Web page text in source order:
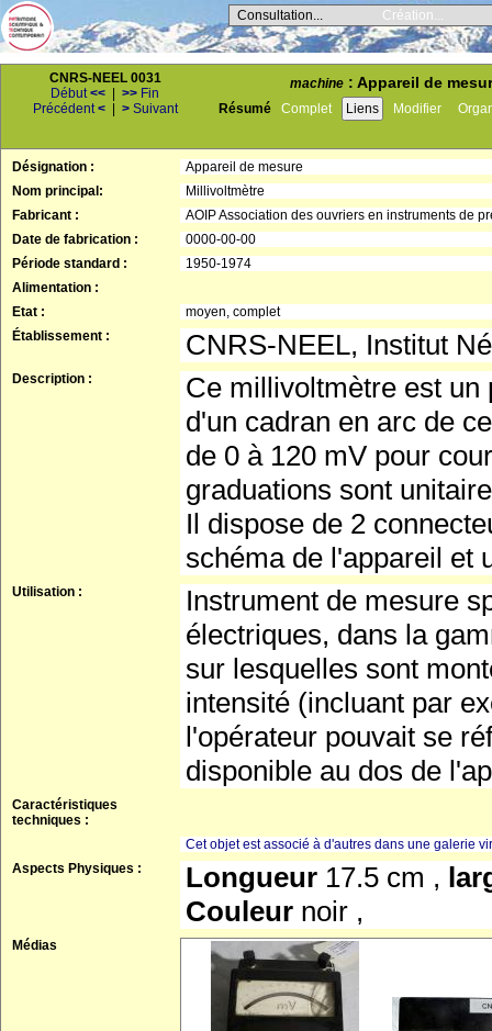
Consultation... Création...
CNRS-NEEL 0031
Début<< >> Fin
Précédent< > Suivant
machine : Appareil de
Résumé Complet Liens Modifier
Désignation :
Appareil de mesure
Nom principal:
Millivoltmètre
Fabricant :
AOIP Association des ouvriers en instruments de
Date de fabrication :
0000-00-00
Période standard :
1950-1974
Alimentation :
Etat :
moyen, complet
Établissement :
CNRS-NEEL, Institut
Description :
Ce millivoltmètre est un
d'un cadran en arc de
de 0 à 120 mV pour
graduations sont
Il dispose de 2
schéma de l'appareil et
Utilisation :
Instrument de mesure
électriques, dans la
sur lesquelles sont
intensité (incluant par
l'opérateur pouvait se
disponible au dos de
Caractéristiques
techniques :
Cet objet est associé à d'autres dans une galerie
Aspects Physiques :
Longueur 17.5 cm ,
Couleur noir ,
Médias